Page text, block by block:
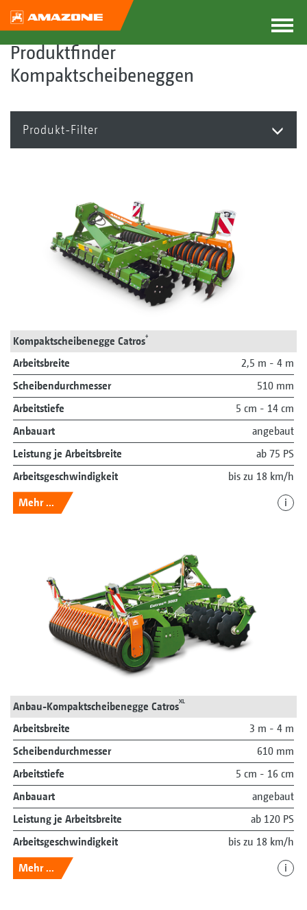
Produktfinder
Kompaktscheibeneggen
Produkt-Filter
Kompaktscheibenegge Catros+
Arbeitsbreite
2,5 m - 4 m
Scheibendurchmesser
510 mm
Arbeitstiefe
5 cm - 14 cm
Anbauart
angebaut
Leistung je Arbeitsbreite
ab 75 PS
Arbeitsgeschwindigkeit
bis zu 18 km/h
Mehr ...
i
Anbau-Kompaktscheibenegge CatrosXL
Arbeitsbreite
3 m - 4 m
Scheibendurchmesser
610 mm
Arbeitstiefe
5 cm - 16 cm
Anbauart
angebaut
Leistung je Arbeitsbreite
ab 120 PS
Arbeitsgeschwindigkeit
bis zu 18 km/h
Mehr ...
i